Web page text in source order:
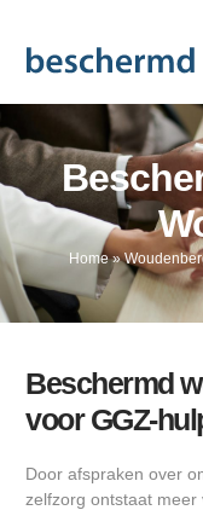
Home»
Beschermd
voor GGZ-
Door afspraken over
zelfzorg ontstaat meer